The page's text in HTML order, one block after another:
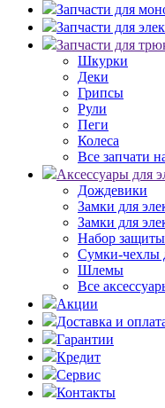
Запчасти для
Запчасти для
Запчасти для
Шкурки
Деки
Грипсы
Рули
Пеги
Колеса
Все запчати
Аксессуары для
Дождевики
Замки для
Замки для
Набор защиты
Сумки-чехлы
Шлемы
Все
Акции
Доставка и
Гарантии
Кредит
Сервис
Контакты